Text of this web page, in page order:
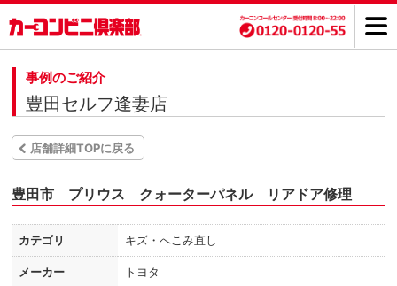
事例のご紹介
豊田セルフ逢妻店
店舗詳細TOPに戻る
豊田市 プリウス クォーターパネル リアドア修理
カテゴリ キズ・へこみ直し
メーカー トヨタ